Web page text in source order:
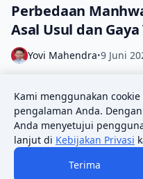
Perbedaan
Asal Usul dan
Yovi Mahendra•9 Juni
menemukan judul yang
gambarnya. Apakah itu
DisclaimerHubungi Kami
Kami menggunakan
pengalaman Anda.
Anda menyetujui
lanjut di Kebijakan Privasi
Terima